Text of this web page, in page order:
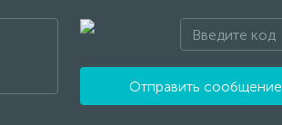
Отправить сообщение